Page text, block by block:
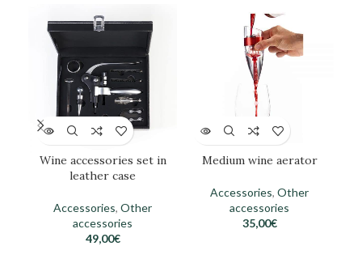
Wine accessories set in
leather case
Accessories, Other
accessories
49,00€
Medium wine aerator
Accessories, Other
accessories
35,00€